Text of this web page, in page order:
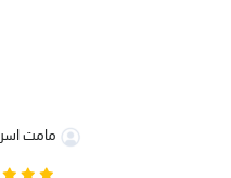
مامت اسر